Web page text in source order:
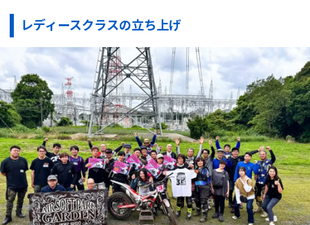
レディースクラスの立ち上げ